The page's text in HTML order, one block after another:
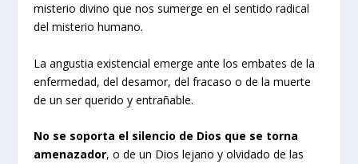
misterio divino que nos sumerge en el sentido radical
del misterio humano.
La angustia existencial emerge ante los embates de la
enfermedad, del desamor, del fracaso o de la muerte
de un ser querido y entrañable.
No se soporta el silencio de Dios que se torna
amenazador, o de un Dios lejano y olvidado de las